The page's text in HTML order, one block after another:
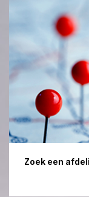
Zoek een